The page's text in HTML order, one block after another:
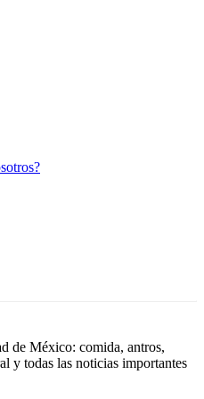
de México: comida, antros,
y todas las noticias importantes